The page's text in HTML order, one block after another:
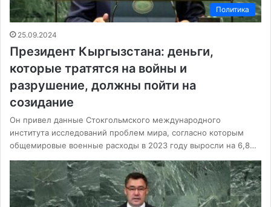
Политика
25.09.2024
Президент Кыргызстана: деньги,
которые тратятся на войны и
разрушение, должны пойти на
созидание
Он привел данные Стокгольмского международного
института исследований проблем мира, согласно которым
общемировые военные расходы в 2023 году выросли на 6,8…